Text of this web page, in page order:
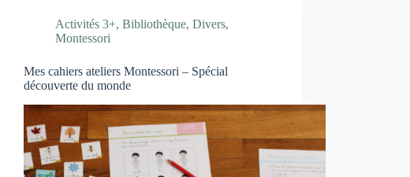
Activités 3+, Bibliothèque, Divers,
Montessori
Mes cahiers ateliers Montessori – Spécial
découverte du monde